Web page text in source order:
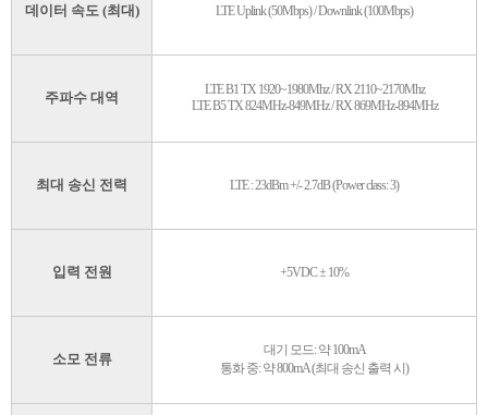
데이터 속도 (최대) LTE Uplink (50Mbps) / Downlink (100Mbps)
주파수 대역
LTE B1 TX 1920~1980Mhz / RX 2110~2170Mhz
LTE B5 TX 824MHz-849MHz / RX 869MHz-894MHz
최대 송신 전력 LTE : 23dBm +/- 2.7dB (Power class: 3)
입력 전원 +5VDC ± 10%
소모 전류
대기 모드: 약 100mA
통화 중: 약 800mA (최대 송신 출력 시)